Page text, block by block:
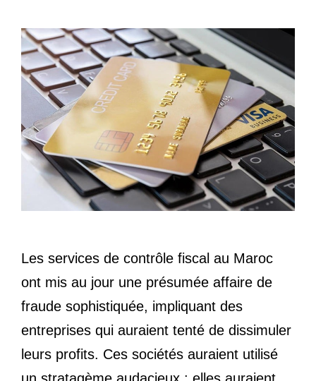
Les services de contrôle fiscal au Maroc
ont mis au jour une présumée affaire de
fraude sophistiquée, impliquant des
entreprises qui auraient tenté de dissimuler
leurs profits. Ces sociétés auraient utilisé